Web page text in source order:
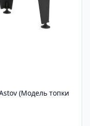
(Модель топки